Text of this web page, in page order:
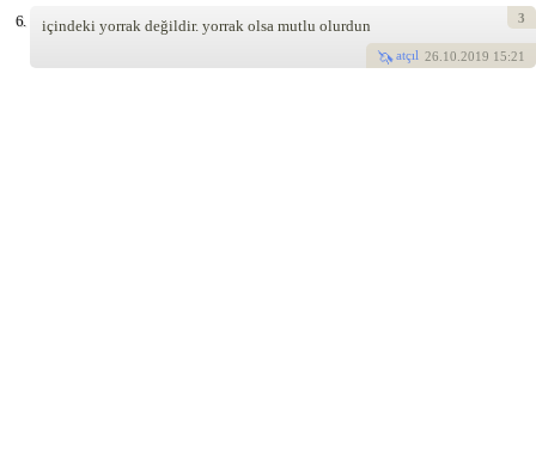
6. içindeki yorrak değildir. yorrak olsa mutlu olurdun
atçıl 26.10.2019 15:21
3